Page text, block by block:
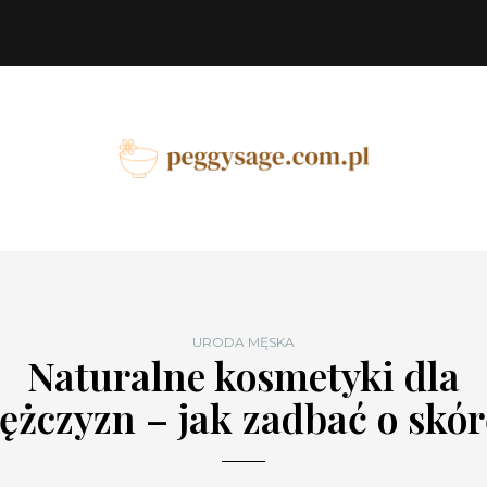
URODA MĘSKA
Naturalne kosmetyki dla
– jak zadbać o